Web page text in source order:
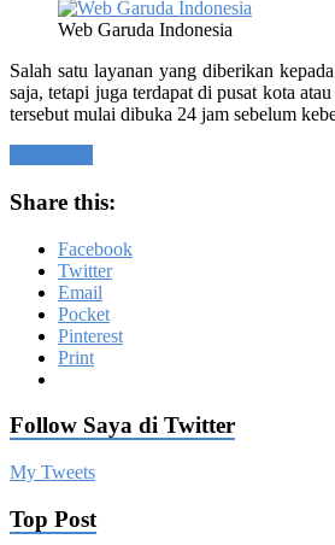
Web Garuda Indonesia
Salah satu layanan yang diberikan
saja, tetapi juga terdapat di pusat kota
tersebut mulai dibuka 24 jam sebelum
Share this:
Facebook
Twitter
Email
Pocket
Pinterest
Print
Follow Saya di Twitter
My Tweets
Top Post